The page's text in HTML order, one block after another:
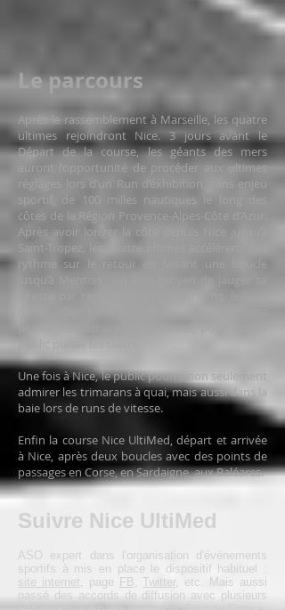
Le parcours
Après le rassemblement à Marseille, les quatre
ultimes rejoindront Nice. 3 jours avant le
Départ de la course, les géants des mers
auront l’opportunité de procéder aux ultimes
réglages lors d’un Run d’éxhibition, sans enjeu
sportif, de 100 milles nautiques le long des
côtes de la Région Provence-Alpes-Côte d’Azur.
Après avoir longer la côte depuis Nice jusqu’à
Saint-Tropez, les quatre ultimes accéléreront le
rythme sur le retour en faisant une boucle
jusqu’à Menton : un bon moyen de jauger sa
Une fois à Nice, le public pourra non seulement
admirer les trimarans à quai, mais aussi dans la
baie lors de runs de vitesse.
Enfin la course Nice UltiMed, départ et arrivée
à Nice, après deux boucles avec des points de
passages en Corse, en Sardaigne, aux Baléares.
Suivre Nice UltiMed
ASO expert dans l'organisation d'évènements
sportifs à mis en place le dispositif habituel :
site internet, page FB,Twitter, etc. Mais aussi
passé des accords de diffusion avec plusieurs